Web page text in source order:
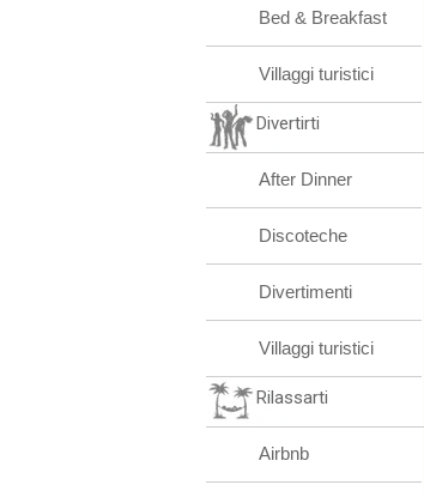
Bed & Breakfast
Villaggi turistici
Divertirti
After Dinner
Discoteche
Divertimenti
Villaggi turistici
Rilassarti
Airbnb